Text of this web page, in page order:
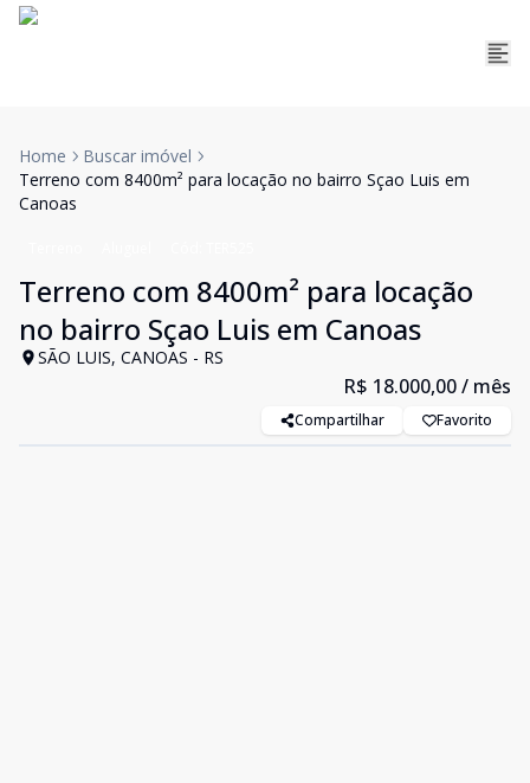
Home
Buscar imóvel
Terreno com 8400m² para locação no bairro Sçao Luis em
Canoas
Terreno com 8400m² para locação
no bairro Sçao Luis em Canoas
SÃO LUIS, CANOAS - RS
R$ 18.000,00/ mês
Compartilhar Favorito